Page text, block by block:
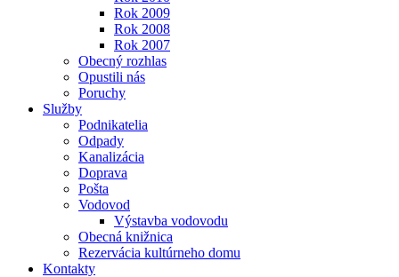
Rok 2009
Rok 2008
Rok 2007
Obecný rozhlas
Opustili nás
Poruchy
Služby
Podnikatelia
Odpady
Kanalizácia
Doprava
Pošta
Vodovod
Výstavba vodovodu
Obecná knižnica
Rezervácia kultúrneho domu
Kontakty